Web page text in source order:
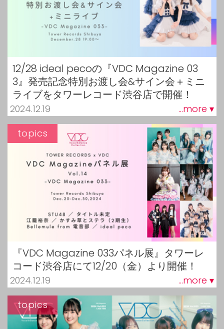
12/28 ideal pecoの『VDC Magazine 03
3』発売記念特別お渡し会&サイン会＋ミニ
ライブをタワーレコード渋谷店で開催！
2024.12.19 ...more ▾
『VDC Magazine 033パネル展』タワーレ
コード渋谷店にて12/20（金）より開催！
2024.12.19 ...more ▾
topics
topics